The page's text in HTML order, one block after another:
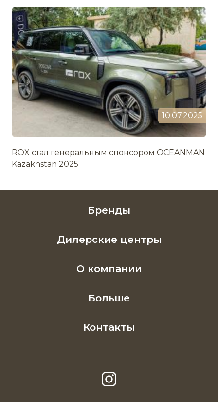
10.07.2025
ROX стал генеральным спонсором OCEANMAN
Kazakhstan 2025
Бренды
Дилерские центры
О компании
Больше
Контакты